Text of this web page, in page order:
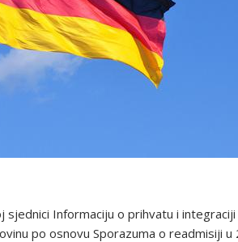
sjednici Informaciju o prihvatu i
po osnovu Sporazuma o readmisiji u